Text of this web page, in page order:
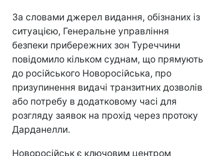
За словами джерел видання, обізнаних із
ситуацією, Генеральне управління
безпеки прибережних зон Туреччини
повідомило кільком суднам, що прямують
до російського Новоросійська, про
призупинення видачі транзитних дозволів
або потребу в додатковому часі для
розгляду заявок на прохід через протоку
Дарданелли.
Новоросійськ є ключовим центром